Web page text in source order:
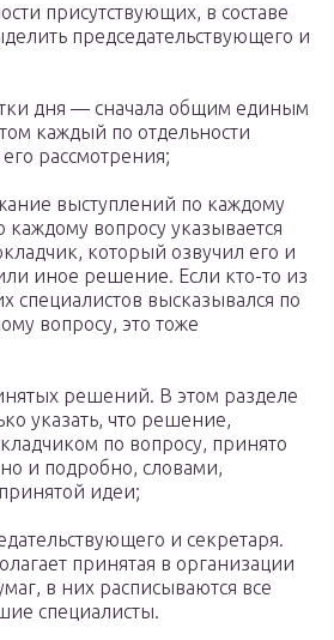
присутствующих, в составе
председательствующего и
дня — сначала общим единым
каждый по отдельности
рассмотрения;
выступлений по каждому
каждому вопросу указывается
который озвучил его и
иное решение. Если кто-то из
специалистов высказывался по
вопросу, это тоже
решений. В этом разделе
указать, что решение,
по вопросу, принято
и подробно, словами,
принятой идеи;
и секретаря.
принятая в организации
в них расписываются все
специалисты.